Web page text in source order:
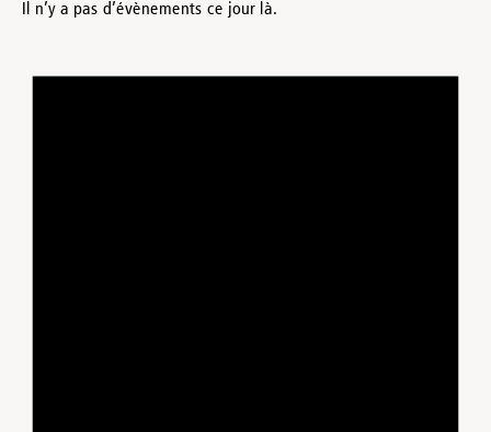
Il n’y a pas d’évènements ce jour là.